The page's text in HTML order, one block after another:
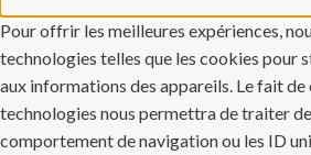
Pour offrir les meilleures expériences,
technologies telles que les cookies pour
aux informations des appareils. Le fait de
technologies nous permettra de traiter
comportement de navigation ou les ID